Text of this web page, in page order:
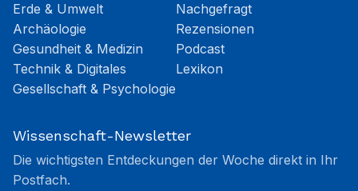
Erde & Umwelt
Archäologie
Gesundheit & Medizin
Technik & Digitales
Gesellschaft & Psychologie
Nachgefragt
Rezensionen
Podcast
Lexikon
Wissenschaft-Newsletter
Die wichtigsten Entdeckungen der Woche direkt in Ihr
Postfach.